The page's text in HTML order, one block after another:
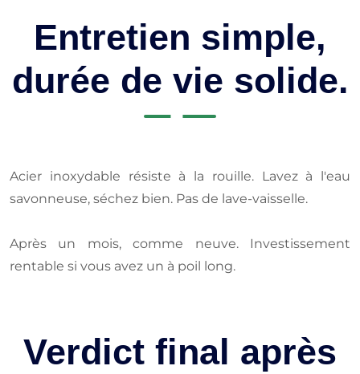
Entretien simple,
durée de vie solide.
Acier inoxydable résiste à la rouille. Lavez à l'eau
savonneuse, séchez bien. Pas de lave-vaisselle.
Après un mois, comme neuve. Investissement
rentable si vous avez un à poil long.
Verdict final après